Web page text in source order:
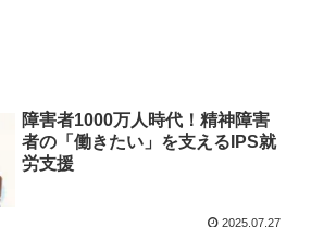
障害者1000万人時代！精神障害
者の「働きたい」を支えるIPS就
労支援
2025.07.27